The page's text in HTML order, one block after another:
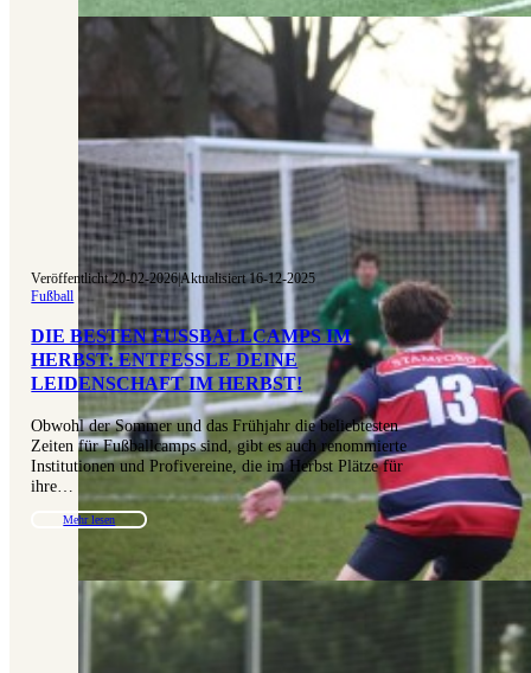
Veröffentlicht 20-02-2026|Aktualisiert 16-12-2025
Fußball
DIE BESTEN FUSSBALLCAMPS IM H
ERBST: ENTFESSLE DEINE L
EIDENSCHAFT IM HERBST!
Obwohl der Sommer und das Frühjahr die beliebtesten
Zeiten für Fußballcamps sind, gibt es auch renommierte
Institutionen und Profivereine, die im Herbst Plätze für
ihre…
Mehr lesen